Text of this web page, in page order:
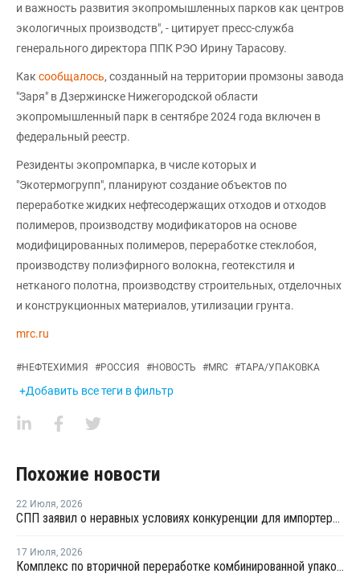
и важность развития экопромышленных парков как центров
экологичных производств", - цитирует пресс-служба
генерального директора ППК РЭО Ирину Тарасову.
Как сообщалось, созданный на территории промзоны завода
"Заря" в Дзержинске Нижегородской области
экопромышленный парк в сентябре 2024 года включен в
федеральный реестр.
Резиденты экопромпарка, в числе которых и
"Экотермогрупп", планируют создание объектов по
переработке жидких нефтесодержащих отходов и отходов
полимеров, производству модификаторов на основе
модифицированных полимеров, переработке стеклобоя,
производству полиэфирного волокна, геотекстиля и
нетканого полотна, производству строительных, отделочных
и конструкционных материалов, утилизации грунта.
mrc.ru
#НЕФТЕХИМИЯ #РОССИЯ #НОВОСТЬ #MRC #ТАРА/УПАКОВКА
+Добавить все теги в фильтр
Похожие новости
22 Июля, 2026
СПП заявил о неравных условиях конкуренции для импортеров полимерной упаковки в рамках российского РОП
17 Июля, 2026
Комплекс по вторичной переработке комбинированной упаковки запущен в Челябинске